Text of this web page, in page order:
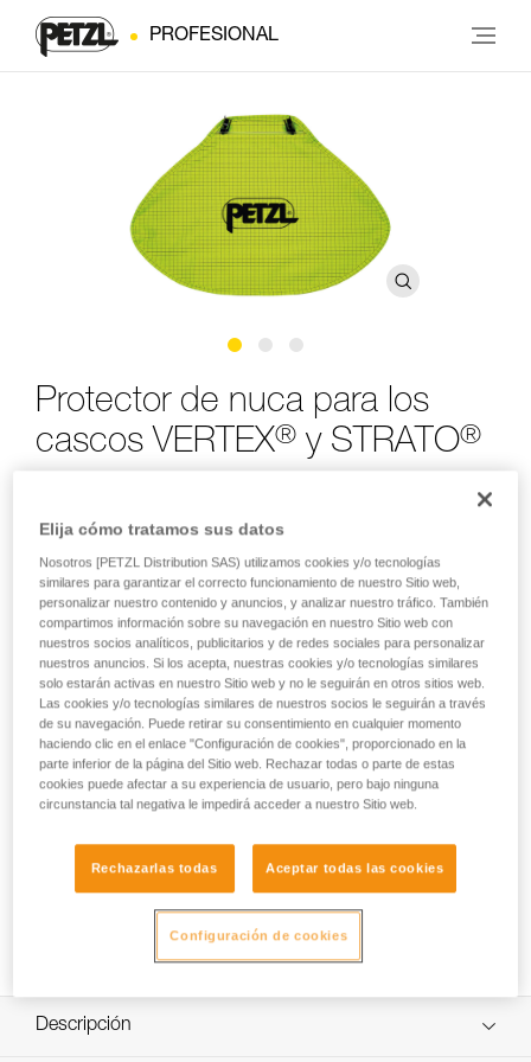
PROFESIONAL
Protector de nuca para los
cascos VERTEX® y STRATO®
El protector de nuca para los cascos VERTEX y STRATO
asegura una protección eficaz de la nuca contra la lluvia y el
sol. Con colores fluorescentes, ofrece al trabajador una
mejor visibilidad de día. Disponible en dos colores.
Helmet accessories
Descripción
Elija cómo tratamos sus datos
Nosotros [PETZL Distribution SAS) utilizamos cookies y/o tecnologías
similares para garantizar el correcto funcionamiento de nuestro Sitio web,
personalizar nuestro contenido y anuncios, y analizar nuestro tráfico. También
compartimos información sobre su navegación en nuestro Sitio web con
nuestros socios analíticos, publicitarios y de redes sociales para personalizar
nuestros anuncios. Si los acepta, nuestras cookies y/o tecnologías similares
solo estarán activas en nuestro Sitio web y no le seguirán en otros sitios web.
Las cookies y/o tecnologías similares de nuestros socios le seguirán a través
de su navegación. Puede retirar su consentimiento en cualquier momento
haciendo clic en el enlace "Configuración de cookies", proporcionado en la
parte inferior de la página del Sitio web. Rechazar todas o parte de estas
cookies puede afectar a su experiencia de usuario, pero bajo ninguna
circunstancia tal negativa le impedirá acceder a nuestro Sitio web.
Rechazarlas todas Aceptar todas las cookies
Configuración de cookies